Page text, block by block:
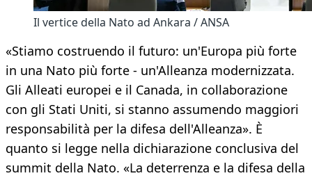
Il vertice della Nato ad Ankara / ANSA
«Stiamo costruendo il futuro: un'Europa più forte
in una Nato più forte - un'Alleanza modernizzata.
Gli Alleati europei e il Canada, in collaborazione
con gli Stati Uniti, si stanno assumendo maggiori
responsabilità per la difesa dell'Alleanza». È
quanto si legge nella dichiarazione conclusiva del
summit della Nato. «La deterrenza e la difesa della